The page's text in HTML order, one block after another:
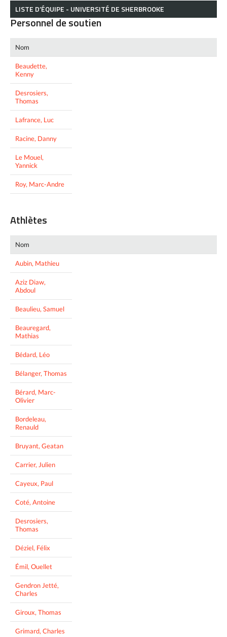
LISTE D’ÉQUIPE - UNIVERSITÉ DE SHERBROOKE
Personnel de soutien
Nom
Beaudette,
Kenny
Desrosiers,
Thomas
Lafrance, Luc
Racine, Danny
Le Mouel,
Yannick
Roy, Marc-Andre
Athlètes
Nom
Aubin, Mathieu
Aziz Diaw,
Abdoul
Beaulieu, Samuel
Beauregard,
Mathias
Bédard, Léo
Bélanger, Thomas
Bérard, Marc-
Olivier
Bordeleau,
Renauld
Bruyant, Geatan
Carrier, Julien
Cayeux, Paul
Coté, Antoine
Desrosiers,
Thomas
Déziel, Félix
Émil, Ouellet
Gendron Jetté,
Charles
Giroux, Thomas
Grimard, Charles